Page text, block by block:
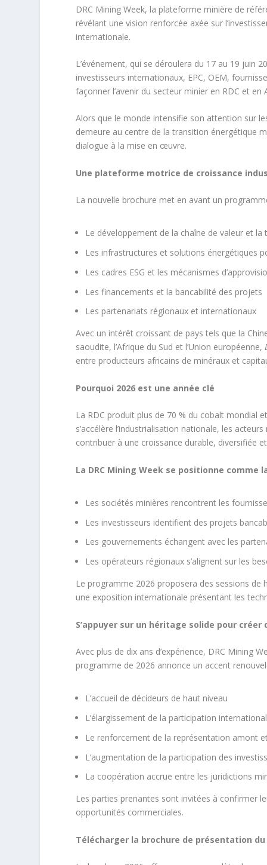
DRC Mining Week, la plateforme minière de
révélant une vision renforcée axée sur
internationale.
L’événement, qui se déroulera du 17 au 19 juin
investisseurs internationaux, EPC, OEM,
façonner l’avenir du secteur minier en RDC et en
Alors que le monde intensifie son attention sur
demeure au centre de la transition énergétique
dialogue à la mise en œuvre.
Une plateforme motrice de croissance
La nouvelle brochure met en avant un
Le développement de la chaîne de valeur et
Les infrastructures et solutions énergétiques
Les cadres ESG et les mécanismes
Les financements et la bancabilité des projets
Les partenariats régionaux et internationaux
Avec un intérêt croissant de pays tels que la
saoudite, l’Afrique du Sud et l’Union européenne,
entre producteurs africains de minéraux et
Pourquoi 2026 est une année clé
La RDC produit plus de 70 % du cobalt mondial
s’accélère l’industrialisation nationale, les
contribuer à une croissance durable, diversifiée
La DRC Mining Week se positionne
Les sociétés minières rencontrent les
Les investisseurs identifient des projets
Les gouvernements échangent avec les
Les opérateurs régionaux s’alignent sur les
Le programme 2026 proposera des sessions
une exposition internationale présentant les
S’appuyer sur un héritage solide pour
Avec plus de dix ans d’expérience, DRC Mining
programme de 2026 annonce un accent
L’accueil de décideurs de haut niveau
L’élargissement de la participation
Le renforcement de la représentation amont
L’augmentation de la participation des
La coopération accrue entre les juridictions
Les parties prenantes sont invitées à confirmer
opportunités commerciales.
Télécharger la brochure de présentation